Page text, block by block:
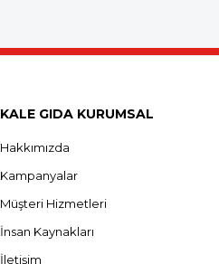
KALE GIDA KURUMSAL
Hakkımızda
Kampanyalar
Müşteri Hizmetleri
İnsan Kaynakları
İletişim